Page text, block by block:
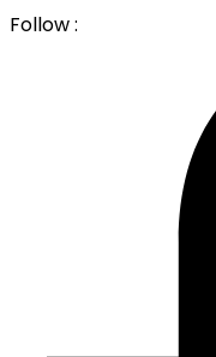
Follow :